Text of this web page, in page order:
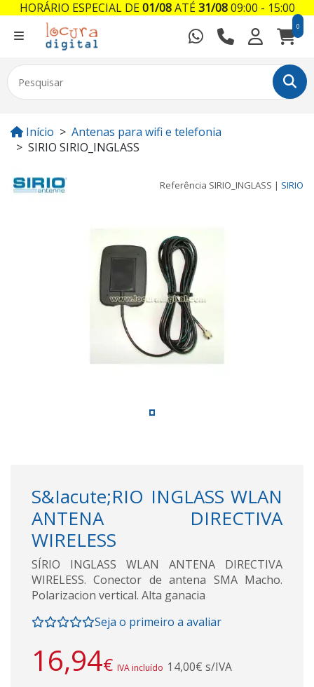
0
Início
Antenas para wifi e telefonia
SIRIO SIRIO_INGLASS
Referência SIRIO_INGLASS | SIRIO
S&Iacute;RIO INGLASS WLAN
ANTENA DIRECTIVA
WIRELESS
SÍRIO INGLASS WLAN ANTENA DIRECTIVA
WIRELESS. Conector de antena SMA Macho.
Polarizacion vertical. Alta ganacia
Seja o primeiro a avaliar
16,94€ IVA incluído 14,00€ s/IVA
HORÁRIO ESPECIAL DE01/08ATÉ31/0809:00 - 15:00